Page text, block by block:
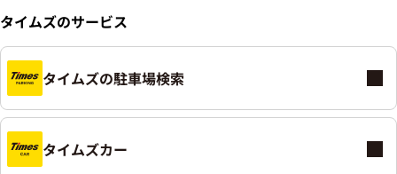
タイムズのサービス
タイムズの駐車場検索
タイムズカー